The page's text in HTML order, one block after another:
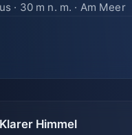
· 30 m n. m. · Am Meer
Klarer Himmel